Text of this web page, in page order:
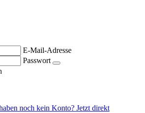
E-Mail-Adresse
Passwort
noch kein Konto? Jetzt direkt